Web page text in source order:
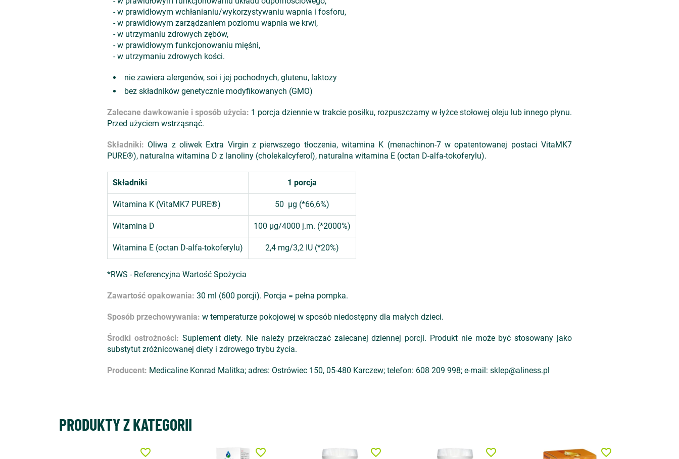
- w prawidłowym wchłanianiu/wykorzystywaniu wapnia i fosforu,
- w prawidłowym zarządzaniem poziomu wapnia we krwi,
- w utrzymaniu zdrowych zębów,
- w prawidłowym funkcjonowaniu mięśni,
- w utrzymaniu zdrowych kości.
nie zawiera alergenów, soi i jej pochodnych, glutenu, laktozy
bez składników genetycznie modyfikowanych (GMO)
Zalecane dawkowanie i sposób użycia: 1 porcja dziennie w trakcie posiłku, rozpuszczamy w łyżce stołowej oleju lub innego płynu.
Przed użyciem wstrząsnąć.
Składniki: Oliwa z oliwek Extra Virgin z pierwszego tłoczenia, witamina K (menachinon-7 w opatentowanej postaci VitaMK7
PURE®), naturalna witamina D z lanoliny (cholekalcyferol), naturalna witamina E (octan D-alfa-tokoferylu).
Składniki 1 porcja
Witamina K (VitaMK7 PURE®) 50 µg (*66,6%)
Witamina D 100 µg/4000 j.m. (*2000%)
Witamina E (octan D-alfa-tokoferylu) 2,4 mg/3,2 IU (*20%)
*RWS - Referencyjna Wartość Spożycia
Zawartość opakowania: 30 ml (600 porcji). Porcja = pełna pompka.
Sposób przechowywania: w temperaturze pokojowej w sposób niedostępny dla małych dzieci.
Środki ostrożności: Suplement diety. Nie należy przekraczać zalecanej dziennej porcji. Produkt nie może być stosowany jako
substytut zróżnicowanej diety i zdrowego trybu życia.
Producent: Medicaline Konrad Malitka; adres: Ostrówiec 150, 05-480 Karczew; telefon: 608 209 998; e-mail: sklep@aliness.pl
PRODUKTY Z KATEGORII
favorite_border favorite_border favorite_border favorite_border favorite_border